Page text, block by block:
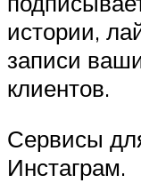
истории,
записи
клиентов.
Сервисы
Инстаграм.